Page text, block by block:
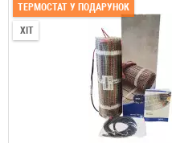
ТЕРМОСТАТ У ПОДАРУНОК
ХІТ